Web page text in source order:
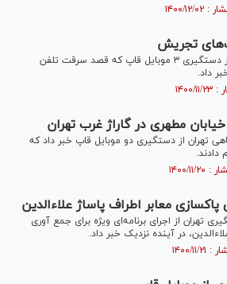
تجریش
رئیس کلانتری ۱۰۱ تجریش از دستگیری ۳ موبایل قاپ که قصد سرقت تلفن
داد.
مطهری در گاراژ غرب تهران
تهران از دستگیری دو موبایل قاپ خبر داد که
پاکسازی معابر اطراف پاساژ علاءالدین
تهران از اجرای برنامه‌ای ویژه برای جمع آوری
در آینده نزدیک خبر داد.